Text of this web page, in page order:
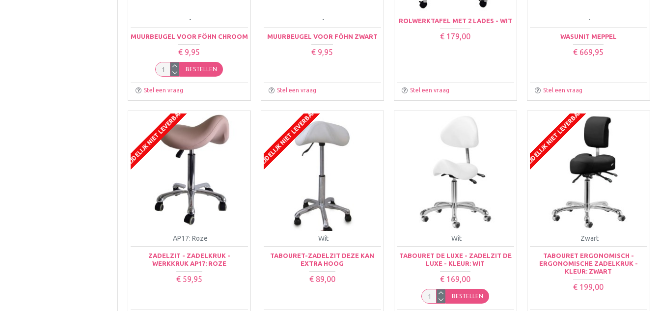
-
MUURBEUGEL VOOR FÖHN CHROOM
€ 9,95
BESTELLEN
Stel een vraag
-
MUURBEUGEL VOOR FÖHN ZWART
€ 9,95
Stel een vraag
ROLWERKTAFEL MET 2 LADES - WIT
€ 179,00
Stel een vraag
-
WASUNIT MEPPEL
€ 669,95
Stel een vraag
TIJDELIJK NIET LEVERBAAR
AP17: Roze
ZADELZIT - ZADELKRUK -
WERKKRUK AP17: ROZE
€ 59,95
TIJDELIJK NIET LEVERBAAR
Wit
TABOURET-ZADELZIT DEZE KAN
EXTRA HOOG
€ 89,00
Wit
TABOURET DE LUXE - ZADELZIT DE
LUXE - KLEUR: WIT
€ 169,00
BESTELLEN
NIEUW
TIJDELIJK NIET LEVERBAAR
Zwart
TABOURET ERGONOMISCH -
ERGONOMISCHE ZADELKRUK -
KLEUR: ZWART
€ 199,00